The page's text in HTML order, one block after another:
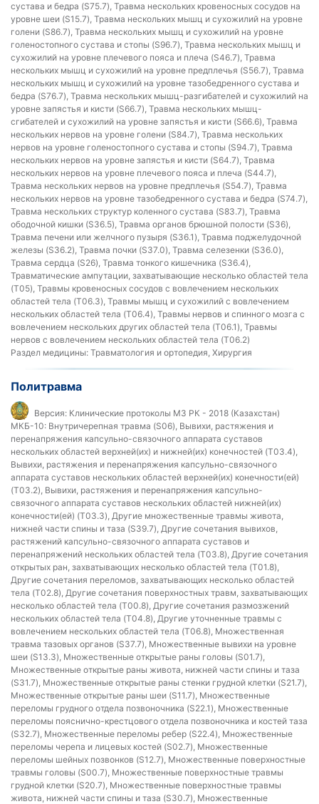
сустава и бедра (S75.7), Травма нескольких кровеносных сосудов на
уровне шеи (S15.7), Травма нескольких мышц и сухожилий на уровне
голени (S86.7), Травма нескольких мышц и сухожилий на уровне
голеностопного сустава и стопы (S96.7), Травма нескольких мышц и
сухожилий на уровне плечевого пояса и плеча (S46.7), Травма
нескольких мышц и сухожилий на уровне предплечья (S56.7), Травма
нескольких мышц и сухожилий на уровне тазобедренного сустава и
бедра (S76.7), Травма нескольких мышц-разгибателей и сухожилий на
уровне запястья и кисти (S66.7), Травма нескольких мышц-
сгибателей и сухожилий на уровне запястья и кисти (S66.6), Травма
нескольких нервов на уровне голени (S84.7), Травма нескольких
нервов на уровне голеностопного сустава и стопы (S94.7), Травма
нескольких нервов на уровне запястья и кисти (S64.7), Травма
нескольких нервов на уровне плечевого пояса и плеча (S44.7),
Травма нескольких нервов на уровне предплечья (S54.7), Травма
нескольких нервов на уровне тазобедренного сустава и бедра (S74.7),
Травма нескольких структур коленного сустава (S83.7), Травма
ободочной кишки (S36.5), Травма органов брюшной полости (S36),
Травма печени или желчного пузыря (S36.1), Травма поджелудочной
железы (S36.2), Травма почки (S37.0), Травма селезенки (S36.0),
Травма сердца (S26), Травма тонкого кишечника (S36.4),
Травматические ампутации, захватывающие несколько областей тела
(T05), Травмы кровеносных сосудов с вовлечением нескольких
областей тела (T06.3), Травмы мышц и сухожилий с вовлечением
нескольких областей тела (T06.4), Травмы нервов и спинного мозга с
вовлечением нескольких других областей тела (T06.1), Травмы
нервов с вовлечением нескольких областей тела (T06.2)
Раздел медицины: Травматология и ортопедия, Хирургия
Политравма
Версия: Клинические протоколы МЗ РК - 2018 (Казахстан)
МКБ-10: Внутричерепная травма (S06), Вывихи, растяжения и
перенапряжения капсульно-связочного аппарата суставов
нескольких областей верхней(их) и нижней(их) конечностей (T03.4),
Вывихи, растяжения и перенапряжения капсульно-связочного
аппарата суставов нескольких областей верхней(их) конечности(ей)
(T03.2), Вывихи, растяжения и перенапряжения капсульно-
связочного аппарата суставов нескольких областей нижней(их)
конечности(ей) (T03.3), Другие множественные травмы живота,
нижней части спины и таза (S39.7), Другие сочетания вывихов,
растяжений капсульно-связочного аппарата суставов и
перенапряжений нескольких областей тела (T03.8), Другие сочетания
открытых ран, захватывающих несколько областей тела (T01.8),
Другие сочетания переломов, захватывающих несколько областей
тела (T02.8), Другие сочетания поверхностных травм, захватывающих
несколько областей тела (T00.8), Другие сочетания размозжений
нескольких областей тела (T04.8), Другие уточненные травмы с
вовлечением нескольких областей тела (T06.8), Множественная
травма тазовых органов (S37.7), Множественные вывихи на уровне
шеи (S13.3), Множественные открытые раны головы (S01.7),
Множественные открытые раны живота, нижней части спины и таза
(S31.7), Множественные открытые раны стенки грудной клетки (S21.7),
Множественные открытые раны шеи (S11.7), Множественные
переломы грудного отдела позвоночника (S22.1), Множественные
переломы пояснично-крестцового отдела позвоночника и костей таза
(S32.7), Множественные переломы ребер (S22.4), Множественные
переломы черепа и лицевых костей (S02.7), Множественные
переломы шейных позвонков (S12.7), Множественные поверхностные
травмы головы (S00.7), Множественные поверхностные травмы
грудной клетки (S20.7), Множественные поверхностные травмы
живота, нижней части спины и таза (S30.7), Множественные